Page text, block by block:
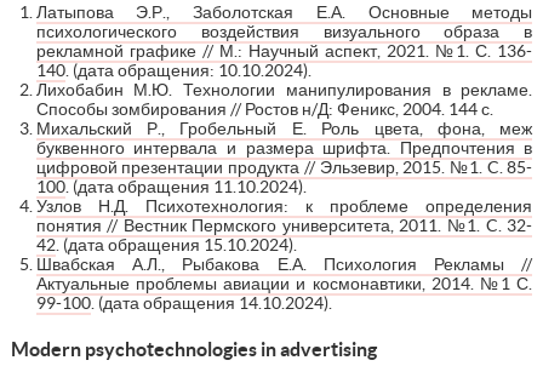
Латыпова Э.Р., Заболотская Е.А. Основные методы
психологического воздействия визуального образа в
рекламной графике // М.: Научный аспект, 2021. №1. С. 136-
140. (дата обращения: 10.10.2024).
Лихобабин М.Ю. Технологии манипулирования в рекламе.
Способы зомбирования // Ростов н/Д: Феникс, 2004. 144 с.
Михальский Р., Гробельный Е. Роль цвета, фона, меж
буквенного интервала и размера шрифта. Предпочтения в
цифровой презентации продукта // Эльзевир, 2015. №1. C. 85-
100. (дата обращения 11.10.2024).
Узлов Н.Д. Психотехнология: к проблеме определения
понятия // Вестник Пермского университета, 2011. №1. C. 32-
42. (дата обращения 15.10.2024).
Швабская А.Л., Рыбакова Е.А. Психология Рекламы //
Актуальные проблемы авиации и космонавтики, 2014. №1 С.
99-100. (дата обращения 14.10.2024).
Modern psychotechnologies in advertising